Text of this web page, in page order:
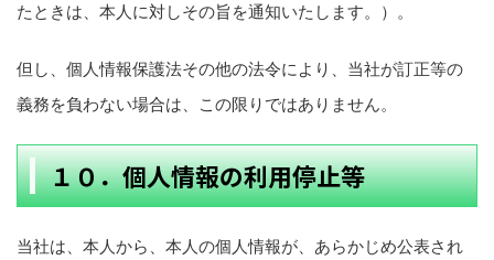
たときは、本人に対しその旨を通知いたします。）。
但し、個人情報保護法その他の法令により、当社が訂正等の
義務を負わない場合は、この限りではありません。
１０．個人情報の利用停止等
当社は、本人から、本人の個人情報が、あらかじめ公表され